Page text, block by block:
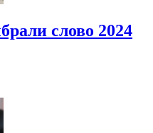
слово 2024